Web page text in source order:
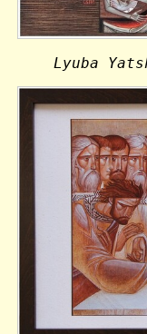
Lyuba